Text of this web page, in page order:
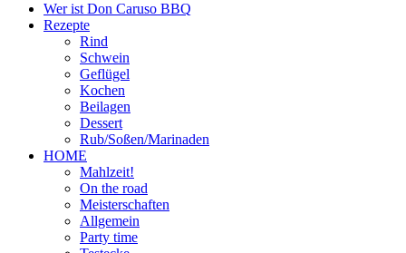
Wer ist Don Caruso BBQ
Rezepte
Rind
Schwein
Geflügel
Kochen
Beilagen
Dessert
Rub/Soßen/Marinaden
HOME
Mahlzeit!
On the road
Meisterschaften
Allgemein
Party time